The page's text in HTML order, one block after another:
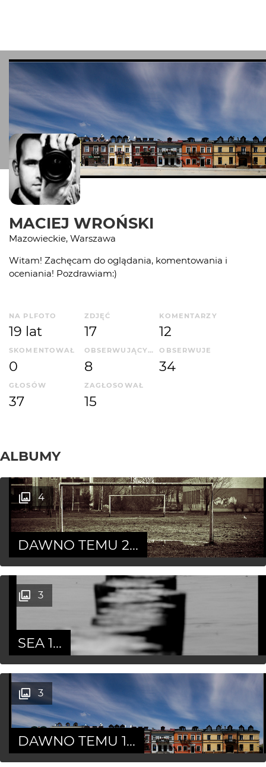
MACIEJ WROŃSKI
Mazowieckie, Warszawa
Witam! Zachęcam do oglądania, komentowania i
oceniania! Pozdrawiam:)
NA PLFOTO
19 lat
ZDJĘĆ
17
KOMENTARZY
12
SKOMENTOWAŁ
0
OBSERWUJĄCYCH
8
OBSERWUJE
34
GŁOSÓW
37
ZAGŁOSOWAŁ
15
ALBUMY
4
DAWNO TEMU 2...
3
SEA 1...
3
DAWNO TEMU 1...